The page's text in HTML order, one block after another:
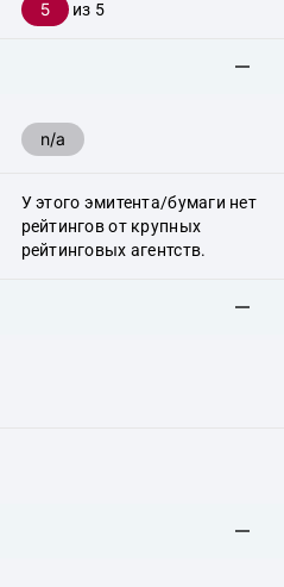
5 из 5
n/a
У этого эмитента/бумаги нет
рейтингов от крупных
рейтинговых агентств.